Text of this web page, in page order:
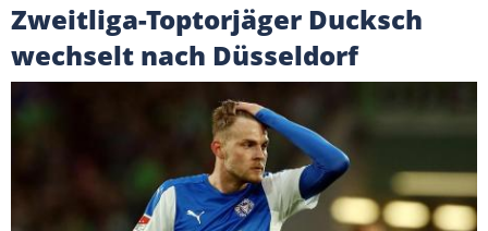
Zweitliga-Toptorjäger Ducksch
wechselt nach Düsseldorf